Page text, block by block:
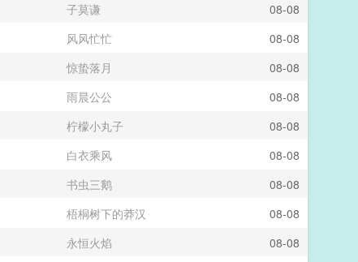
子莫谦
08-08
风风忙忙
08-08
惊蛰落月
08-08
雨晨公公
08-08
柠檬小丸子
08-08
白衣乘风
08-08
书虫三鹅
08-08
梧桐树下的莽汉
08-08
永恒火焰
08-08